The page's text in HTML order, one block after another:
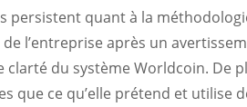
quant à la
l’entreprise après un
du système Worldcoin. De
que ce qu’elle prétend et utilise